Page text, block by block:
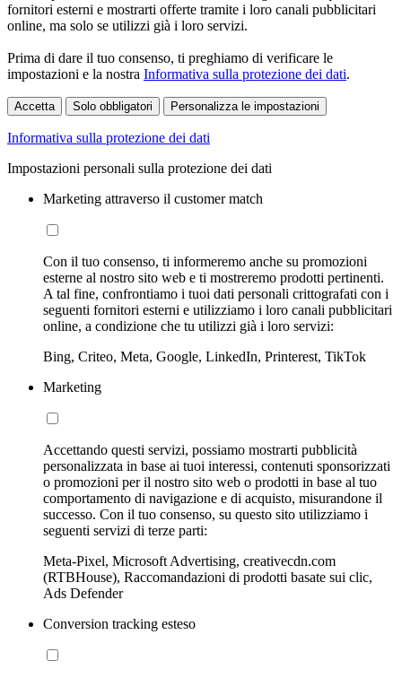
fornitori esterni e mostrarti offerte tramite i loro canali pubblicitari
online, ma solo se utilizzi già i loro servizi.
Prima di dare il tuo consenso, ti preghiamo di verificare le
impostazioni e la nostra Informativa sulla protezione dei dati.
Accetta Solo obbligatori Personalizza le impostazioni
Informativa sulla protezione dei dati
Impostazioni personali sulla protezione dei dati
Marketing attraverso il customer match
Con il tuo consenso, ti informeremo anche su promozioni
esterne al nostro sito web e ti mostreremo prodotti pertinenti.
A tal fine, confrontiamo i tuoi dati personali crittografati con i
seguenti fornitori esterni e utilizziamo i loro canali pubblicitari
online, a condizione che tu utilizzi già i loro servizi:
Bing, Criteo, Meta, Google, LinkedIn, Printerest, TikTok
Marketing
Accettando questi servizi, possiamo mostrarti pubblicità
personalizzata in base ai tuoi interessi, contenuti sponsorizzati
o promozioni per il nostro sito web o prodotti in base al tuo
comportamento di navigazione e di acquisto, misurandone il
successo. Con il tuo consenso, su questo sito utilizziamo i
seguenti servizi di terze parti:
Meta-Pixel, Microsoft Advertising, creativecdn.com
(RTBHouse), Raccomandazioni di prodotti basate sui clic,
Ads Defender
Conversion tracking esteso